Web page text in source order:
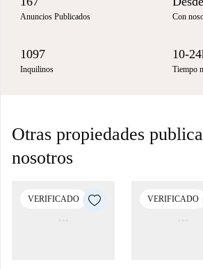
Anuncios Publicados Con
1097
Inquilinos
10-
Tiempo
Otras propiedades
nosotros
VERIFICADO VERIFICADO